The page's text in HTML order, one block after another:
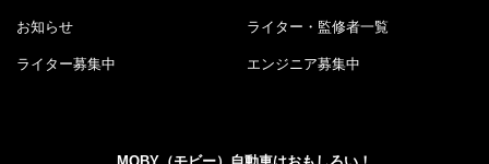
お知らせ ライター・監修者一覧
ライター募集中 エンジニア募集中